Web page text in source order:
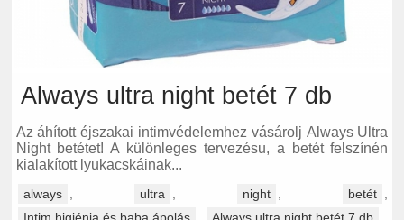
Always ultra night betét 7 db
Az áhított éjszakai intimvédelemhez vásárolj Always Ultra
Night betétet! A különleges tervezésu, a betét felszínén
kialakított lyukacskáinak...
always ultra night betét
Intim higiénia és baba ápolás
Always ultra night betét 7 db